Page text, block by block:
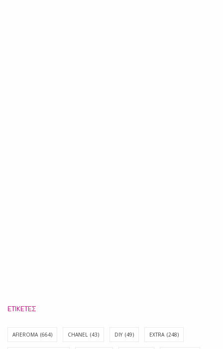
ΕΤΙΚΈΤΕΣ
AFIEROMA (664) CHANEL (43) DIY (49) EXTRA (248)